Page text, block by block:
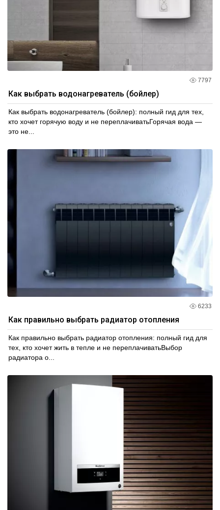
7797
Как выбрать водонагреватель (бойлер)
Как выбрать водонагреватель (бойлер): полный гид для тех,
кто хочет горячую воду и не переплачиватьГорячая вода —
это не...
6233
Как правильно выбрать радиатор отопления
Как правильно выбрать радиатор отопления: полный гид для
тех, кто хочет жить в тепле и не переплачиватьВыбор
радиатора о...